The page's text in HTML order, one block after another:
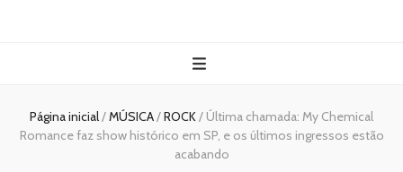
Página inicial/MÚSICA/ROCK/ Última chamada: My Chemical
Romance faz show histórico em SP, e os últimos ingressos estão
acabando